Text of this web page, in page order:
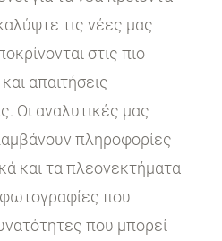
τις νέες μας
στις πιο
απαιτήσεις
Οι αναλυτικές μας
πληροφορίες
και τα πλεονεκτήματα
που
που μπορεί